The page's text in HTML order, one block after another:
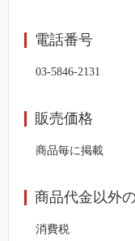
電話番号
03-5846-2131
販売価格
商品毎に掲載
商品代金以外
消費税